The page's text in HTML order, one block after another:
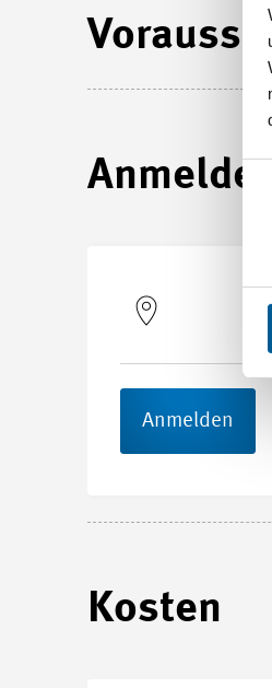
Anmelden
Anmelden
Durchführungsort
Kosten